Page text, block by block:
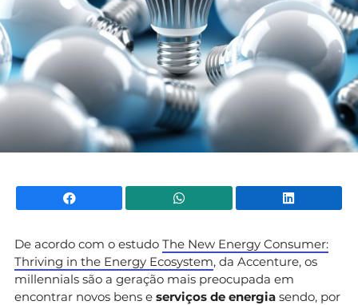
Facebook WhatsApp
De acordo com o estudo The New Energy Consumer:
Thriving in the Energy Ecosystem, da Accenture, os
millennials são a geração mais preocupada em
encontrar novos bens e serviços de energia sendo, por